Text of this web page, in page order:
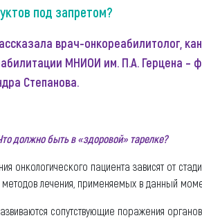
под запретом?
врач-онкореабилитолог,
МНИОИ им. П.А. Герцена –
Степанова.
должно быть в «здоровой» тарелке?
онкологического пациента зависят от
лечения, применяемых в данный
сопутствующие поражения